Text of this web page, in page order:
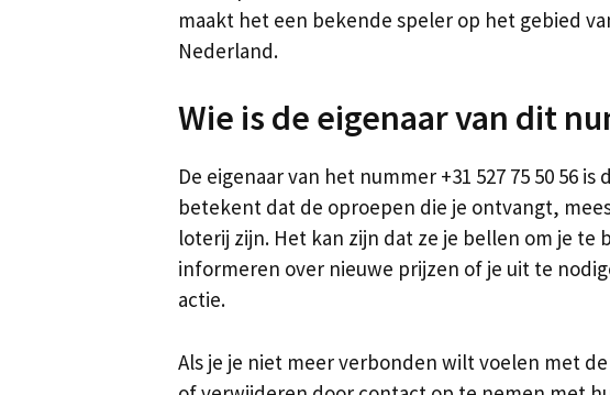
maakt het een bekende speler op het gebied
Nederland.
Wie is de eigenaar van dit
De eigenaar van het nummer +31 527 75 50 56
betekent dat de oproepen die je ontvangt,
loterij zijn. Het kan zijn dat ze je bellen om je te
informeren over nieuwe prijzen of je uit te
actie.
Als je je niet meer verbonden wilt voelen met